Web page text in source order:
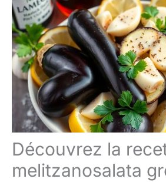
Découvrez la
melitzanosalata